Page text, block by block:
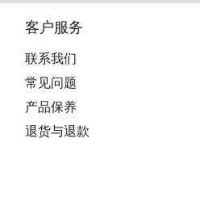
客户服务
联系我们
常见问题
产品保养
退货与退款